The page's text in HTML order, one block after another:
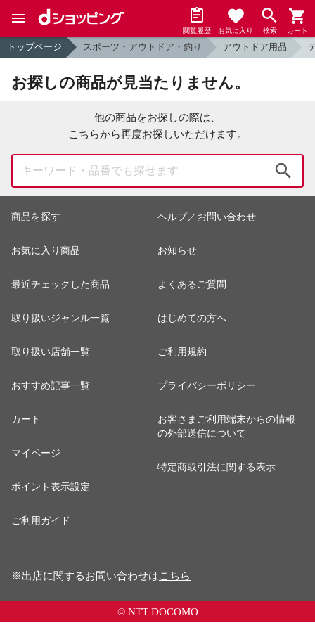
閲覧履歴 お気に入り 検索 カート
トップページ スポーツ・アウトドア・釣り アウトドア用品
お探しの商品が見当たりません。
他の商品をお探しの際は、
こちらから再度お探しいただけます。
商品を探す
お気に入り商品
最近チェックした商品
取り扱いジャンル一覧
取り扱い店舗一覧
おすすめ記事一覧
カート
マイページ
ポイント表示設定
ご利用ガイド
ヘルプ／お問い合わせ
お知らせ
よくあるご質問
はじめての方へ
ご利用規約
プライバシーポリシー
お客さまご利用端末からの情報
の外部送信について
特定商取引法に関する表示
※出店に関するお問い合わせはこちら
© NTT DOCOMO